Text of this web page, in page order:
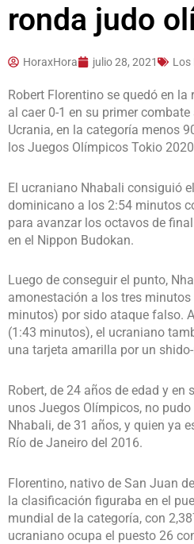
ronda judo
HoraxHora julio 28, 2021 Los
Robert Florentino se quedó en
al caer 0-1 en su primer
Ucrania, en la categoría menos
los Juegos Olímpicos Tokio
El ucraniano Nhabali consiguió
dominicano a los 2:54 minutos
para avanzar los octavos de
en el Nippon Budokan.
Luego de conseguir el punto,
amonestación a los tres minutos
minutos) por sido ataque falso.
(1:43 minutos), el ucraniano
una tarjeta amarilla por un
Robert, de 24 años de edad y
unos Juegos Olímpicos, no
Nhabali, de 31 años, y quien ya
Río de Janeiro del 2016.
Florentino, nativo de San Juan
la clasificación figuraba en el
mundial de la categoría, con
ucraniano ocupa el puesto 26